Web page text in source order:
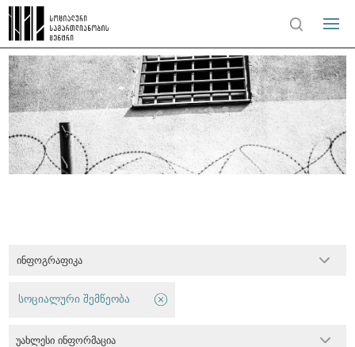
ინფოგრაფიკა
სოციალური შემწეობა
უახლესი ინფორმაცია